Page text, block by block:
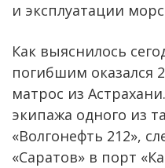
и эксплуатации
Как выяснилось
погибшим оказался
матрос из
экипажа одного из
«Волгонефть 212»,
«Саратов» в порт